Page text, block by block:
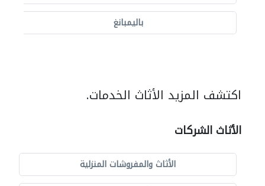
باليمبانغ
اكتشف المزيد الأثاث الخدمات.
الأثاث الشركات
الأثاث والمفروشات المنزلية